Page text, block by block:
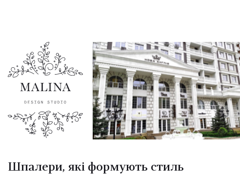
Шпалери, які формують стиль